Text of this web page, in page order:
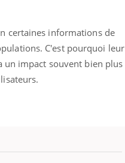
certaines informations de
C'est pourquoi leur
un impact souvent bien plus